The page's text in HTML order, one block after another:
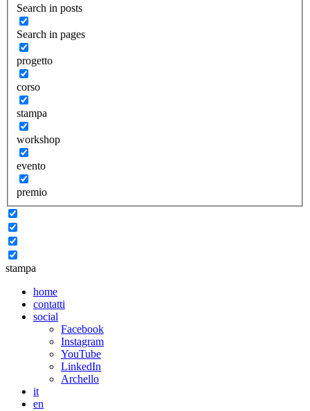
Search in posts
Search in pages
progetto
corso
stampa
workshop
evento
premio
stampa
home
contatti
social
Facebook
Instagram
YouTube
LinkedIn
Archello
it
en